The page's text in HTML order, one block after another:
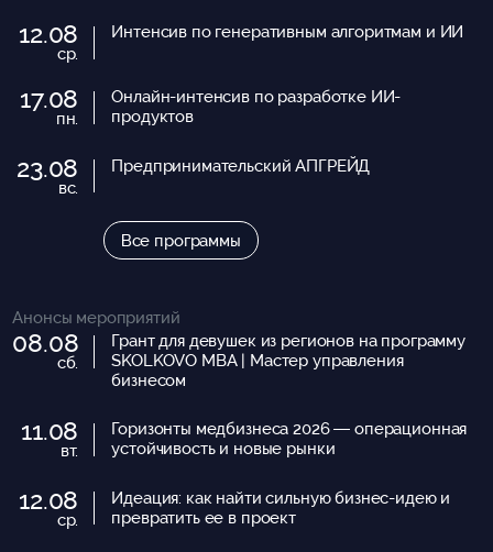
12.08
ср.
Интенсив по генеративным алгоритмам и ИИ
17.08
пн.
Онлайн-интенсив по разработке ИИ-
продуктов
23.08
вс.
Предпринимательский АПГРЕЙД
Все программы
Анонсы мероприятий
08.08
сб.
Грант для девушек из регионов на программу
SKOLKOVO MBA | Мастер управления
бизнесом
11.08
вт.
Горизонты медбизнеса 2026 — операционная
устойчивость и новые рынки
12.08
ср.
Идеация: как найти сильную бизнес-идею и
превратить ее в проект